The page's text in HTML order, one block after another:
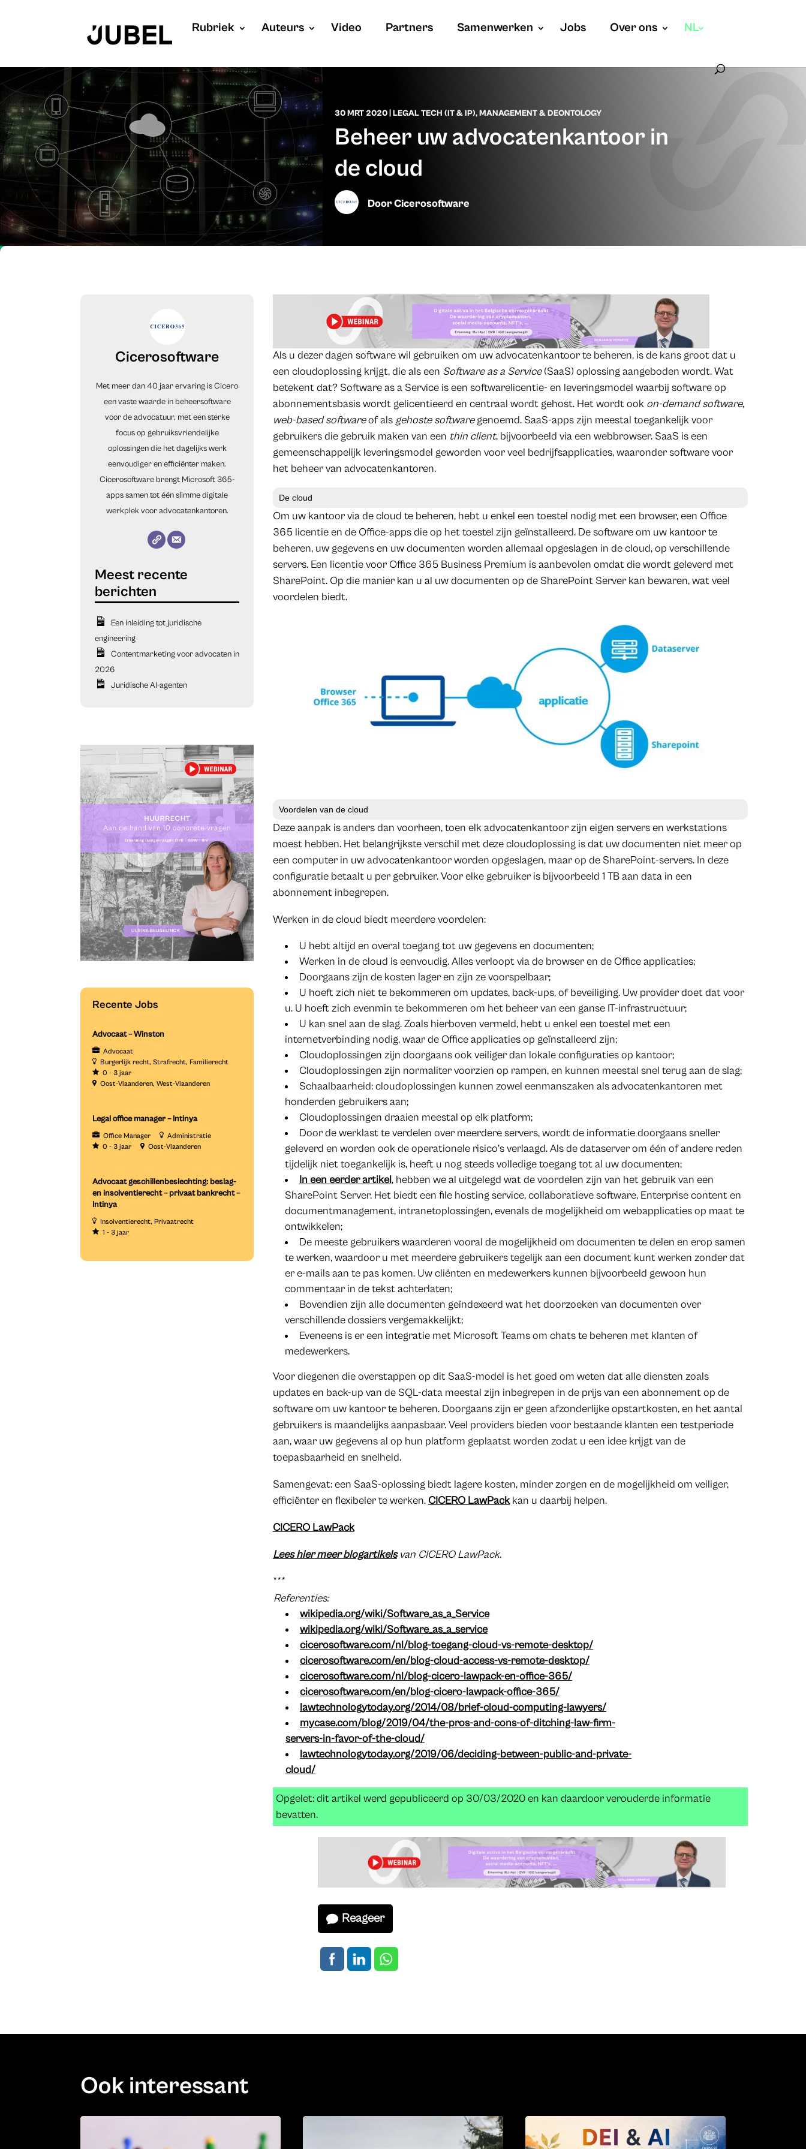
Rubriek Auteurs Video Partners Samenwerken Jobs Over ons NL
30 MRT 2020| LEGAL TECH (IT & IP),MANAGEMENT & DEONTOLOGY
Beheer uw advocatenkantoor in
de cloud
DoorCicerosoftware
Cicerosoftware
Met meer dan 40 jaar ervaring is Cicero
een vaste waarde in beheersoftware
voor de advocatuur, met een sterke
focus op gebruiksvriendelijke
oplossingen die het dagelijks werk
eenvoudiger en efficiënter maken.
Cicerosoftware brengt Microsoft 365-
apps samen tot één slimme digitale
werkplek voor advocatenkantoren.
Een inleiding tot juridische
engineering
Contentmarketing voor advocaten in
2026
Juridische AI-agenten
Recente Jobs
Advocaat – Winston
Advocaat
Burgerlijk recht Strafrecht Familierecht
0 - 3 jaar
Oost-Vlaanderen West-Vlaanderen
Legal office manager – Intinya
Office Manager
Administratie
0 - 3 jaar
Oost-Vlaanderen
Advocaat geschillenbeslechting: beslag-
en insolventierecht – privaat bankrecht –
Intinya
Insolventierecht Privaatrecht
1 - 3 jaar
Als u dezer dagen software wil gebruiken om uw advocatenkantoor te beheren, is de kans groot dat u
een cloudoplossing krijgt, die als een Software as a Service(SaaS) oplossing aangeboden wordt. Wat
betekent dat? Software as a Service is een softwarelicentie- en leveringsmodel waarbij software op
abonnementsbasis wordt gelicentieerd en centraal wordt gehost. Het wordt ook on-demand software,
web-based softwareof als gehoste softwaregenoemd. SaaS-apps zijn meestal toegankelijk voor
gebruikers die gebruik maken van een thin client, bijvoorbeeld via een webbrowser. SaaS is een
gemeenschappelijk leveringsmodel geworden voor veel bedrijfsapplicaties, waaronder software voor
het beheer van advocatenkantoren.
De cloud
Om uw kantoor via de cloud te beheren, hebt u enkel een toestel nodig met een browser, een Office
365 licentie en de Office-apps die op het toestel zijn geïnstalleerd. De software om uw kantoor te
beheren, uw gegevens en uw documenten worden allemaal opgeslagen in de cloud, op verschillende
servers. Een licentie voor Office 365 Business Premium is aanbevolen omdat die wordt geleverd met
SharePoint. Op die manier kan u al uw documenten op de SharePoint Server kan bewaren, wat veel
voordelen biedt.
Voordelen van de cloud
Deze aanpak is anders dan voorheen, toen elk advocatenkantoor zijn eigen servers en werkstations
moest hebben. Het belangrijkste verschil met deze cloudoplossing is dat uw documenten niet meer op
een computer in uw advocatenkantoor worden opgeslagen, maar op de SharePoint-servers. In deze
configuratie betaalt u per gebruiker. Voor elke gebruiker is bijvoorbeeld 1 TB aan data in een
abonnement inbegrepen.
Werken in de cloud biedt meerdere voordelen:
U hebt altijd en overal toegang tot uw gegevens en documenten;
Werken in de cloud is eenvoudig. Alles verloopt via de browser en de Office applicaties;
Doorgaans zijn de kosten lager en zijn ze voorspelbaar;
U hoeft zich niet te bekommeren om updates, back-ups, of beveiliging. Uw provider doet dat voor
u. U hoeft zich evenmin te bekommeren om het beheer van een ganse IT-infrastructuur;
U kan snel aan de slag. Zoals hierboven vermeld, hebt u enkel een toestel met een
internetverbinding nodig, waar de Office applicaties op geïnstalleerd zijn;
Cloudoplossingen zijn doorgaans ook veiliger dan lokale configuraties op kantoor;
Cloudoplossingen zijn normaliter voorzien op rampen, en kunnen meestal snel terug aan de slag;
Schaalbaarheid: cloudoplossingen kunnen zowel eenmanszaken als advocatenkantoren met
honderden gebruikers aan;
Cloudoplossingen draaien meestal op elk platform;
Door de werklast te verdelen over meerdere servers, wordt de informatie doorgaans sneller
geleverd en worden ook de operationele risico’s verlaagd. Als de dataserver om één of andere reden
tijdelijk niet toegankelijk is, heeft u nog steeds volledige toegang tot al uw documenten;
In een eerder artikel, hebben we al uitgelegd wat de voordelen zijn van het gebruik van een
SharePoint Server. Het biedt een file hosting service, collaboratieve software, Enterprise content en
documentmanagement, intranetoplossingen, evenals de mogelijkheid om webapplicaties op maat te
ontwikkelen;
De meeste gebruikers waarderen vooral de mogelijkheid om documenten te delen en erop samen
te werken, waardoor u met meerdere gebruikers tegelijk aan een document kunt werken zonder dat
er e-mails aan te pas komen. Uw cliënten en medewerkers kunnen bijvoorbeeld gewoon hun
commentaar in de tekst achterlaten;
Bovendien zijn alle documenten geïndexeerd wat het doorzoeken van documenten over
verschillende dossiers vergemakkelijkt;
Eveneens is er een integratie met Microsoft Teams om chats te beheren met klanten of
medewerkers.
Voor diegenen die overstappen op dit SaaS-model is het goed om weten dat alle diensten zoals
updates en back-up van de SQL-data meestal zijn inbegrepen in de prijs van een abonnement op de
software om uw kantoor te beheren. Doorgaans zijn er geen afzonderlijke opstartkosten, en het aantal
gebruikers is maandelijks aanpasbaar. Veel providers bieden voor bestaande klanten een testperiode
aan, waar uw gegevens al op hun platform geplaatst worden zodat u een idee krijgt van de
toepasbaarheid en snelheid.
Samengevat: een SaaS-oplossing biedt lagere kosten, minder zorgen en de mogelijkheid om veiliger,
efficiënter en flexibeler te werken. CICERO LawPackkan u daarbij helpen.
CICERO LawPack
Lees hier meer blogartikelsvan CICERO LawPack.
***
Referenties:
wikipedia.org/wiki/Software_as_a_Service
wikipedia.org/wiki/Software_as_a_service
cicerosoftware.com/nl/blog-toegang-cloud-vs-remote-desktop/
cicerosoftware.com/en/blog-cloud-access-vs-remote-desktop/
cicerosoftware.com/nl/blog-cicero-lawpack-en-office-365/
cicerosoftware.com/en/blog-cicero-lawpack-office-365/
lawtechnologytoday.org/2014/08/brief-cloud-computing-lawyers/
mycase.com/blog/2019/04/the-pros-and-cons-of-ditching-law-firm-
servers-in-favor-of-the-cloud/
lawtechnologytoday.org/2019/06/deciding-between-public-and-private-
cloud/
Opgelet: dit artikel werd gepubliceerd op 30/03/2020 en kan daardoor verouderde informatie
bevatten.
Reageer
Ook interessant